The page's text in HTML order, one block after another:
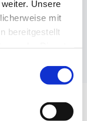
Unsere
mit
bereitgestellt